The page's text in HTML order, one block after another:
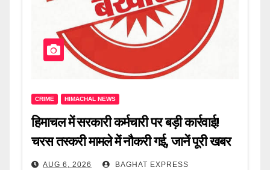
CRIME HIMACHAL NEWS
हिमाचल में सरकारी कर्मचारी पर बड़ी कार्रवाई!
चरस तस्करी मामले में नौकरी गई, जानें पूरी खबर
AUG 6, 2026 BAGHAT EXPRESS